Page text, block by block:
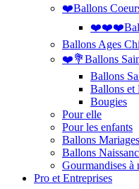
❤️Ballons
Ballons Ages
❤️💐Ballons
Ballons
Ballons et
Bougies
Pour elle
Pour les enfants
Ballons Mariages
Ballons
Gourmandises à
Pro et Entreprises